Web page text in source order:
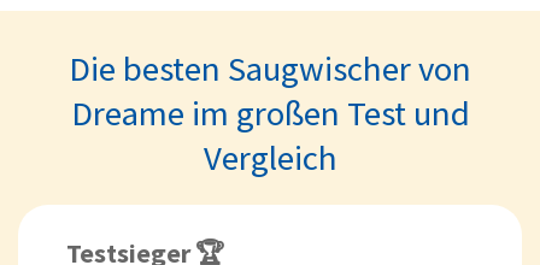
Die besten Saugwischer von
Dreame im großen Test und
Vergleich
Testsieger 🏆